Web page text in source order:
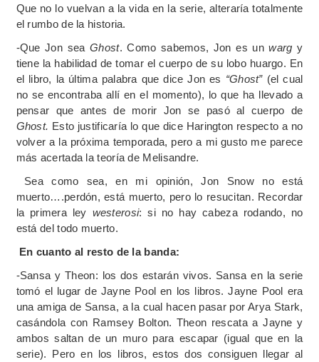
Que no lo vuelvan a la vida en la serie, alteraría totalmente
el rumbo de la historia.
-Que Jon sea Ghost. Como sabemos, Jon es unwarg y
tiene la habilidad de tomar el cuerpo de su lobo huargo. En
el libro, la última palabra que dice Jon es “Ghost” (el cual
no se encontraba allí en el momento), lo que ha llevado a
pensar que antes de morir Jon se pasó al cuerpo de
Ghost. Esto justificaría lo que dice Harington respecto a no
volver a la próxima temporada, pero a mi gusto me parece
más acertada la teoría de Melisandre.
Sea como sea, en mi opinión, Jon Snow no está
muerto….perdón, está muerto, pero lo resucitan. Recordar
la primera ley westerosi: si no hay cabeza rodando, no
está del todo muerto.
En cuanto al resto de la banda:
-Sansa y Theon: los dos estarán vivos. Sansa en la serie
tomó el lugar de Jayne Pool en los libros. Jayne Pool era
una amiga de Sansa, a la cual hacen pasar por Arya Stark,
casándola con Ramsey Bolton. Theon rescata a Jayne y
ambos saltan de un muro para escapar (igual que en la
serie). Pero en los libros, estos dos consiguen llegar al